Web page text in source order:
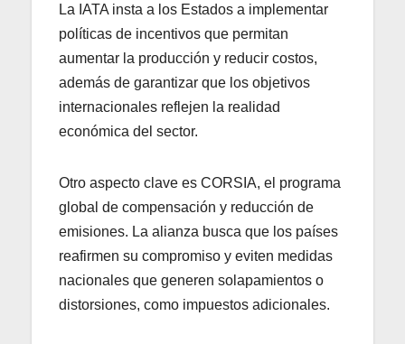
La IATA insta a los Estados a implementar
políticas de incentivos que permitan
aumentar la producción y reducir costos,
además de garantizar que los objetivos
internacionales reflejen la realidad
económica del sector.
Otro aspecto clave es CORSIA, el programa
global de compensación y reducción de
emisiones. La alianza busca que los países
reafirmen su compromiso y eviten medidas
nacionales que generen solapamientos o
distorsiones, como impuestos adicionales.